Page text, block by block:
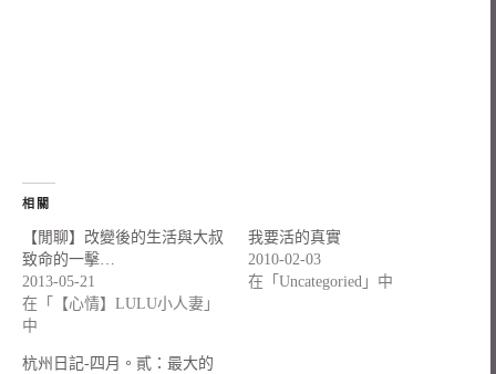
相關
【閒聊】改變後的生活與大叔
致命的一擊…
2013-05-21
在「【心情】LULU小人妻」
中
我要活的真實
2010-02-03
在「Uncategoried」中
杭州日記-四月。貳：最大的